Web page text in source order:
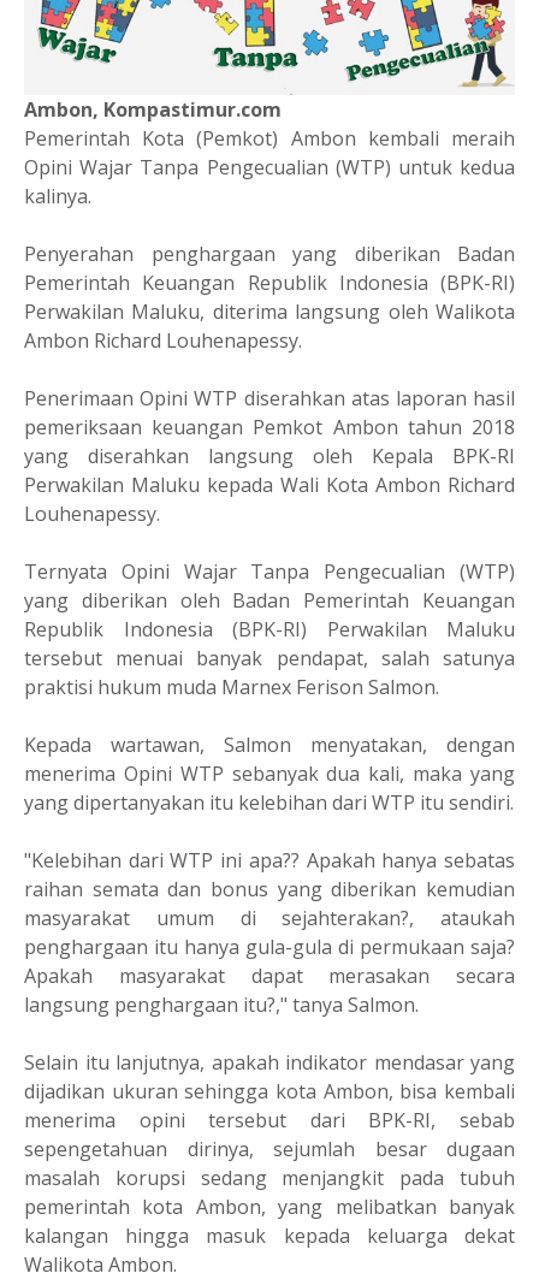
Ambon, Kompastimur.com
Pemerintah Kota (Pemkot) Ambon kembali meraih
Opini Wajar Tanpa Pengecualian (WTP) untuk kedua
kalinya.
Penyerahan penghargaan yang diberikan Badan
Pemerintah Keuangan Republik Indonesia (BPK-RI)
Perwakilan Maluku, diterima langsung oleh Walikota
Ambon Richard Louhenapessy.
Penerimaan Opini WTP diserahkan atas laporan hasil
pemeriksaan keuangan Pemkot Ambon tahun 2018
yang diserahkan langsung oleh Kepala BPK-RI
Perwakilan Maluku kepada Wali Kota Ambon Richard
Louhenapessy.
Ternyata Opini Wajar Tanpa Pengecualian (WTP)
yang diberikan oleh Badan Pemerintah Keuangan
Republik Indonesia (BPK-RI) Perwakilan Maluku
tersebut menuai banyak pendapat, salah satunya
praktisi hukum muda Marnex Ferison Salmon.
Kepada wartawan, Salmon menyatakan, dengan
menerima Opini WTP sebanyak dua kali, maka yang
yang dipertanyakan itu kelebihan dari WTP itu sendiri.
"Kelebihan dari WTP ini apa?? Apakah hanya sebatas
raihan semata dan bonus yang diberikan kemudian
masyarakat umum di sejahterakan?, ataukah
penghargaan itu hanya gula-gula di permukaan saja?
Apakah masyarakat dapat merasakan secara
langsung penghargaan itu?," tanya Salmon.
Selain itu lanjutnya, apakah indikator mendasar yang
dijadikan ukuran sehingga kota Ambon, bisa kembali
menerima opini tersebut dari BPK-RI, sebab
sepengetahuan dirinya, sejumlah besar dugaan
masalah korupsi sedang menjangkit pada tubuh
pemerintah kota Ambon, yang melibatkan banyak
kalangan hingga masuk kepada keluarga dekat
Walikota Ambon.